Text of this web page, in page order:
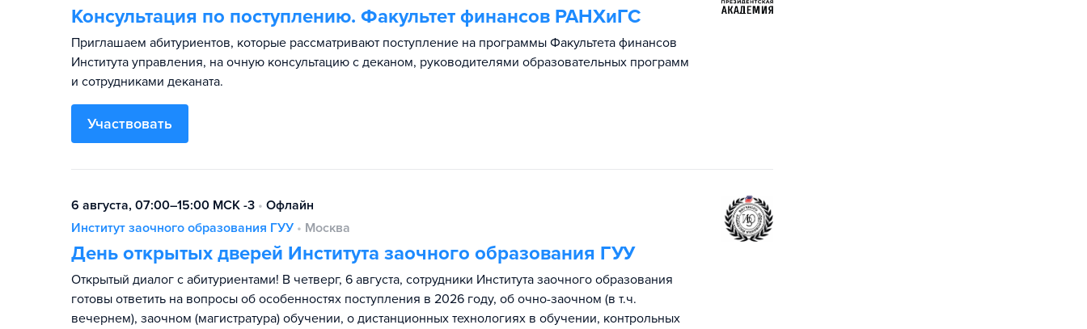
Консультация по поступлению. Факультет финансов РАНХиГС
Приглашаем абитуриентов, которые рассматривают поступление на программы Факультета финансов
Института управления, на очную консультацию с деканом, руководителями образовательных программ
и сотрудниками деканата.
Участвовать
6 августа, 07:00–15:00 МСК -3 • Офлайн
Институт заочного образования ГУУ • Москва
День открытых дверей Института заочного образования ГУУ
Открытый диалог с абитуриентами! В четверг, 6 августа, сотрудники Института заочного образования
готовы ответить на вопросы об особенностях поступления в 2026 году, об очно-заочном (в т.ч.
вечернем), заочном (магистратура) обучении, о дистанционных технологиях в обучении, контрольных